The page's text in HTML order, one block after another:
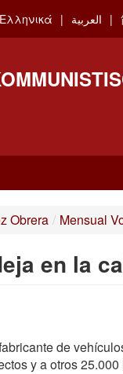
Ελληνικά العربية
Obrera / Mensual
en la
de
y a otros